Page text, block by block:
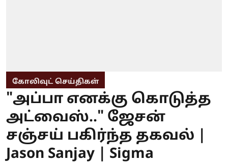
கோலிவுட் செய்திகள்
"அப்பா எனக்கு கொடுத்த
அட்வைஸ்.." ஜேசன்
சஞ்சய் பகிர்ந்த தகவல் |
Jason Sanjay | Sigma